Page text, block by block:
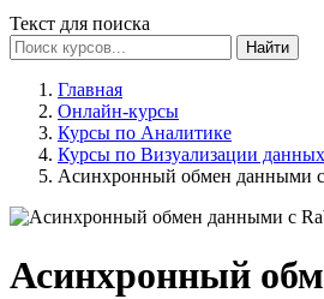
Текст для поиска
Найти
Главная
Онлайн-курсы
Курсы по Аналитике
Курсы по Визуализации данных
Асинхронный обмен данными
Асинхронный